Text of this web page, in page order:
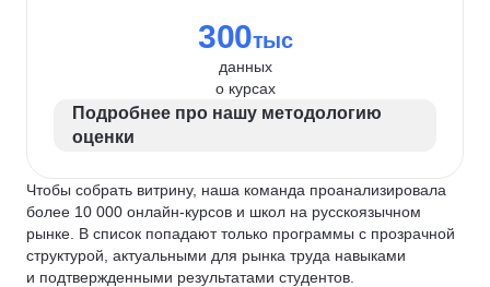
300тыс
данных
о курсах
Подробнее про нашу методологию
оценки
Чтобы собрать витрину, наша команда проанализировала
более 10 000 онлайн-курсов и школ на русскоязычном
рынке. В список попадают только программы с прозрачной
структурой, актуальными для рынка труда навыками
и подтвержденными результатами студентов.